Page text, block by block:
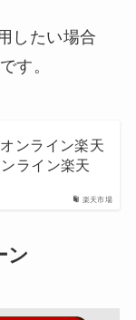
したい場合
す。
楽天市場
ンライン楽天
ライン楽天
ン